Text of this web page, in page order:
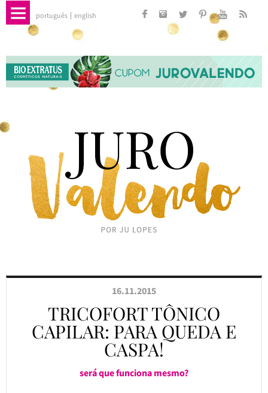
português english
16.11.2015
TRICOFORT TÔNICO
CAPILAR: PARA QUEDA E
CASPA!
será que funciona mesmo?